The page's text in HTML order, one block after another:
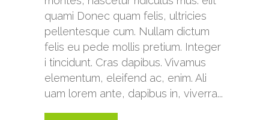
quami Donec quam felis, ultricies
pellentesque cum. Nullam dictum
felis eu pede mollis pretium. Integer
i tincidunt. Cras dapibus. Vivamus
elementum, eleifend ac, enim. Ali
uam lorem ante, dapibus in, viverra